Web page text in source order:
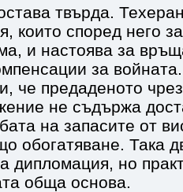
твърда.
които според него
и настоява за
за
че предаденото
не съдържа
на запасите от
обогатяване. Така
дипломация, но
обща основа.